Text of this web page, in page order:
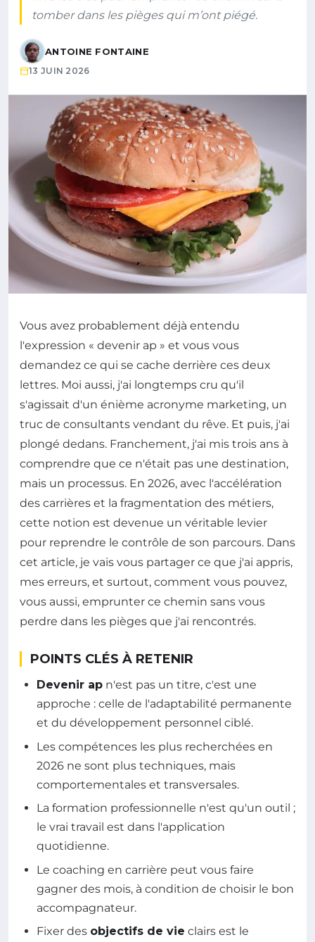
tomber dans les pièges qui m’ont piégé.
ANTOINE FONTAINE
13 JUIN 2026
Vous avez probablement déjà entendu
l'expression « devenir ap » et vous vous
demandez ce qui se cache derrière ces deux
lettres. Moi aussi, j'ai longtemps cru qu'il
s'agissait d'un énième acronyme marketing, un
truc de consultants vendant du rêve. Et puis, j'ai
plongé dedans. Franchement, j'ai mis trois ans à
comprendre que ce n'était pas une destination,
mais un processus. En 2026, avec l'accélération
des carrières et la fragmentation des métiers,
cette notion est devenue un véritable levier
pour reprendre le contrôle de son parcours. Dans
cet article, je vais vous partager ce que j'ai appris,
mes erreurs, et surtout, comment vous pouvez,
vous aussi, emprunter ce chemin sans vous
perdre dans les pièges que j'ai rencontrés.
POINTS CLÉS À RETENIR
Devenir ap n'est pas un titre, c'est une
approche : celle de l'adaptabilité permanente
et du développement personnel ciblé.
Les compétences les plus recherchées en
2026 ne sont plus techniques, mais
comportementales et transversales.
La formation professionnelle n'est qu'un outil ;
le vrai travail est dans l'application
quotidienne.
Le coaching en carrière peut vous faire
gagner des mois, à condition de choisir le bon
accompagnateur.
Fixer des objectifs de vie clairs est le